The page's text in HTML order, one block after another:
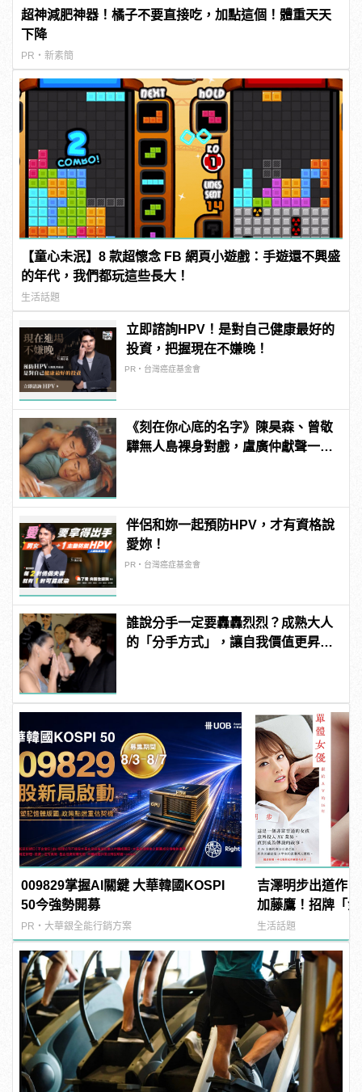
超神減肥神器！橘子不要直接吃，加點這個！體重天天
下降
PR・新素簡
【童心未泯】8 款超懷念 FB 網頁小遊戲：手遊還不興盛
的年代，我們都玩這些長大！
生活話題
立即諮詢HPV！是對自己健康最好的
投資，把握現在不嫌晚！
PR・台灣癌症基金會
《刻在你心底的名字》陳昊森、曾敬
驊無人島裸身對戲，盧廣仲獻聲一秒
伴侶和妳一起預防HPV，才有資格說
愛妳！
PR・台灣癌症基金會
誰說分手一定要轟轟烈烈？成熟大人
的「分手方式」，讓自我價值更昇
009829掌握AI關鍵 大華韓國KOSPI
50今強勢開募
PR・大華銀全能行銷方案
吉澤明步出道作
加藤鷹！招牌「
次潮吹
生活話題